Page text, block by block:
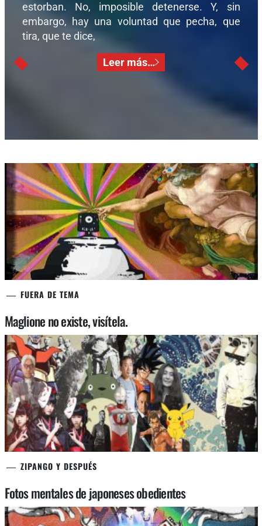
estorban. No, imposible detenerse. Y, sin
embargo, hay una voluntad que pecha, que
tira, que te dice,
Leer más…
FUERA DE TEMA
Maglione no existe, visítela.
ZIPANGO Y DESPUÉS
Fotos mentales de japoneses obedientes